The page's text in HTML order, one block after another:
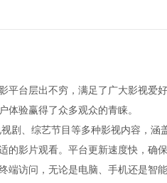
平台层出不穷，满足了广大影视爱
体验赢得了众多观众的青睐。
剧、综艺节目等多种影视内容，
的影片观看。平台更新速度快，确
端访问，无论是电脑、手机还是智